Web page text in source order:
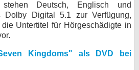
Deutsch, Englisch und
Dolby Digital 5.1 zur Verfügung,
Untertitel für Hörgeschädigte in
Kingdoms" als DVD bei